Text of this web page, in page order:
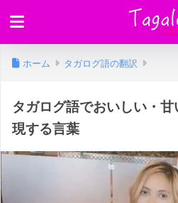
ホーム タガログ語の翻訳
タガログ語でおいしい・
現する言葉